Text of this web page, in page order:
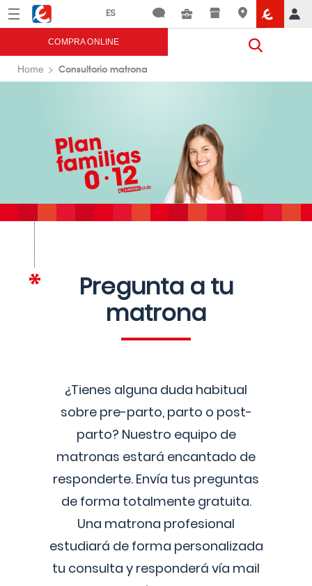
Menú Eroski
COMPRA ONLINE
Home Consultorio matrona
Pregunta a tu
matrona
¿Tienes alguna duda habitual
sobre pre-parto, parto o post-
parto? Nuestro equipo de
matronas estará encantado de
responderte. Envía tus preguntas
de forma totalmente gratuita.
Una matrona profesional
estudiará de forma personalizada
tu consulta y responderá vía mail